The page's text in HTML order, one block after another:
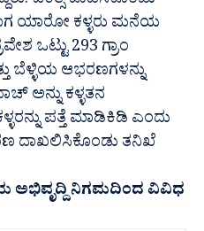
ಯಾರೋ ಕಳ್ಳರು ಮನೆಯ
ಒಟ್ಟು 293 ಗ್ರಾಂ
ಬೆಳ್ಳಿಯ ಆಭರಣಗಳನ್ನು
ಅನ್ನು ಕಳ್ಳತನ
ಪತ್ತೆ ಮಾಡಿಕಿಡಿ ಎಂದು
ದಾಖಲಿಸಿಕೊಂಡು ತನಿಖೆ
ಅಭಿವೃದ್ದಿ ನಿಗಮದಿಂದ ವಿವಿಧ